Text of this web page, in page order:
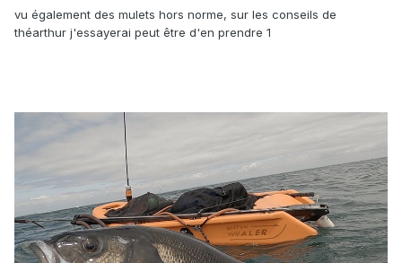
vu également des mulets hors norme, sur les conseils de
théarthur j'essayerai peut être d'en prendre 1